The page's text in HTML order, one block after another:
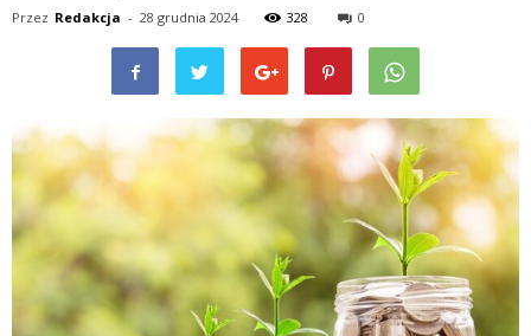
Przez Redakcja - 28 grudnia 2024 328 0